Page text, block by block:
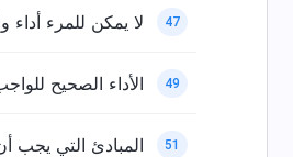
47 لا يمكن للمرء
49 الأداء الصحيح
51 المبادئ التي يجب